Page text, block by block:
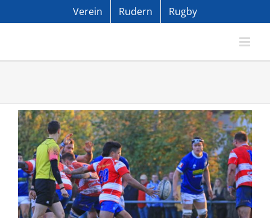
Verein Rudern Rugby